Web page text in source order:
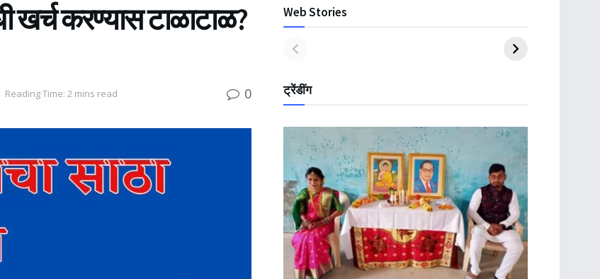
खर्च करण्यास टाळाटाळ?
Reading Time: 2 mins read 0
Web Stories
ट्रेंडींग